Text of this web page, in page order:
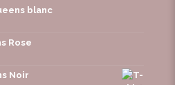
blanc
Rose
Noir